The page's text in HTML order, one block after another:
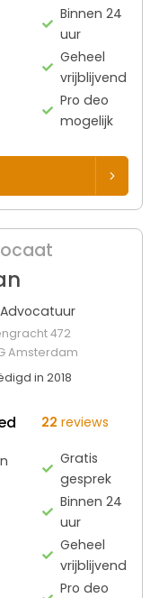
Binnen 24
uur
Geheel
vrijblijvend
Pro deo
mogelijk
Advocatuur
472
Amsterdam
in 2018
22 reviews
Gratis
gesprek
Binnen 24
uur
Geheel
vrijblijvend
Pro deo